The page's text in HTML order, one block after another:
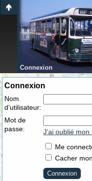
Connexion
Connexion
Nom
d’utilisateur:
Mot de
passe:
J’ai oublié
Me
Cacher